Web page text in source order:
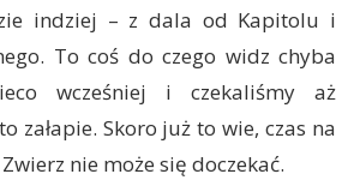
indziej – z dala od Kapitolu i
To coś do czego widz chyba
wcześniej i czekaliśmy aż
załapie. Skoro już to wie, czas na
nie może się doczekać.